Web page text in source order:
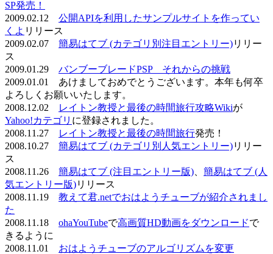
SP発売！
2009.02.12 公開APIを利用したサンプルサイトを作ってい
くよ リリース
2009.02.07 簡易はてブ (カテゴリ別注目エントリー)リリー
ス
2009.01.29 バンブーブレードPSP それからの挑戦
2009.01.01 あけましておめでとうございます。本年も何卒
よろしくお願いいたします。
2008.12.02
レイトン教授と最後の時間旅行攻略Wikiが
Yahoo!カテゴリ に登録されました。
2008.11.27
レイトン教授と最後の時間旅行発売！
2008.10.27 簡易はてブ (カテゴリ別人気エントリー)リリー
ス
2008.11.26 簡易はてブ (注目エントリー版)
簡易はてブ (人
気エントリー版)リリース
2008.11.19 教えて君.netでおはようチューブが紹介されまし
た
2008.11.18 ohaYouTubeで高画質HD動画をダウンロードで
きるように
2008.11.01 おはようチューブのアルゴリズムを変更